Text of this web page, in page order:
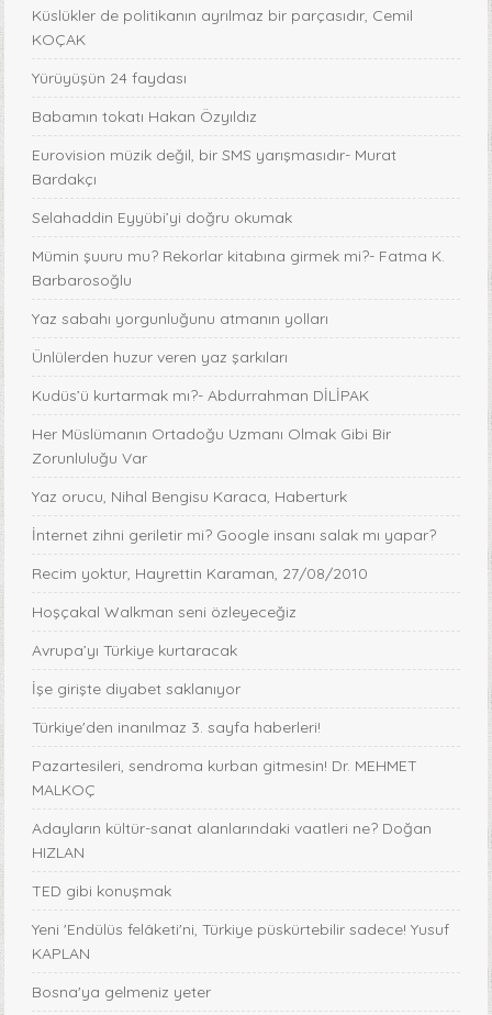
Küslükler de politikanın ayrılmaz bir parçasıdır, Cemil
KOÇAK
Yürüyüşün 24 faydası
Babamın tokatı Hakan Özyıldız
Eurovision müzik değil, bir SMS yarışmasıdır- Murat
Bardakçı
Selahaddin Eyyübi’yi doğru okumak
Mümin şuuru mu? Rekorlar kitabına girmek mi?- Fatma K.
Barbarosoğlu
Yaz sabahı yorgunluğunu atmanın yolları
Ünlülerden huzur veren yaz şarkıları
Kudüs’ü kurtarmak mı?- Abdurrahman DİLİPAK
Her Müslümanın Ortadoğu Uzmanı Olmak Gibi Bir
Zorunluluğu Var
Yaz orucu, Nihal Bengisu Karaca, Haberturk
İnternet zihni geriletir mi? Google insanı salak mı yapar?
Recim yoktur, Hayrettin Karaman, 27/08/2010
Hoşçakal Walkman seni özleyeceğiz
Avrupa’yı Türkiye kurtaracak
İşe girişte diyabet saklanıyor
Türkiye'den inanılmaz 3. sayfa haberleri!
Pazartesileri, sendroma kurban gitmesin! Dr. MEHMET
MALKOÇ
Adayların kültür-sanat alanlarındaki vaatleri ne? Doğan
HIZLAN
TED gibi konuşmak
Yeni 'Endülüs felâketi'ni, Türkiye püskürtebilir sadece! Yusuf
KAPLAN
Bosna'ya gelmeniz yeter